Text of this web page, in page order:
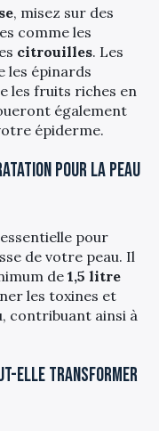
, misez sur des
comme les
citrouilles. Les
les épinards
les fruits riches en
également
épiderme.
pour la peau
pour
de votre peau. Il
de 1,5 litre
les toxines et
contribuant ainsi à
elle transformer